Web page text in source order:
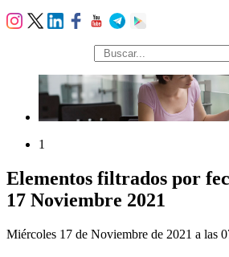
búsqueda
1
Elementos filtrados por
17 Noviembre 2021
Miércoles 17 de Noviembre de 2021 a las